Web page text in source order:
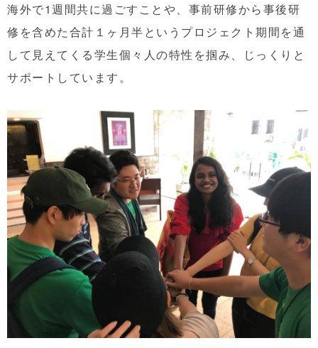
海外で1週間共に過ごすことや、事前研修から事後研
修を含めた合計１ヶ月半というプロジェクト期間を通
して見えてくる学生個々人の特性を掴み、じっくりと
サポートしています。